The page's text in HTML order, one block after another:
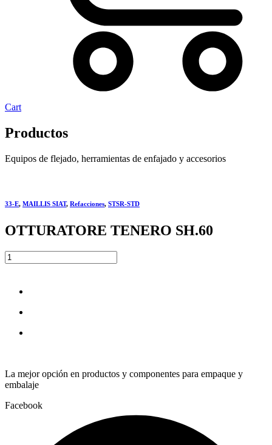
Cart
Productos
Equipos de flejado, herramientas de enfajado y accesorios
33-E, MAILLIS SIAT, Refacciones, STSR-STD
OTTURATORE TENERO SH.60
OTTURATORE
TENERO
quantity
La mejor opción en productos y componentes para empaque y
embalaje
Facebook